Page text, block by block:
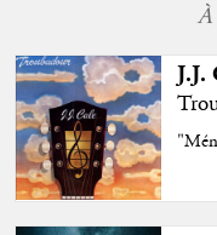
À
J.J.